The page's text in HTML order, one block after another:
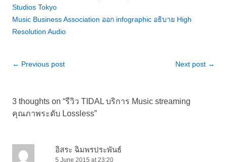
Studios Tokyo
Music Business Association ออก infographic อธิบาย High
Resolution Audio
Post
← Previous post Next post →
3 thoughts on “รีวิว TIDAL บริการ Music streaming
คุณภาพระดับ Lossless”
อิสระ ฉิมพรประพันธ์
5 June 2015 at 23:20